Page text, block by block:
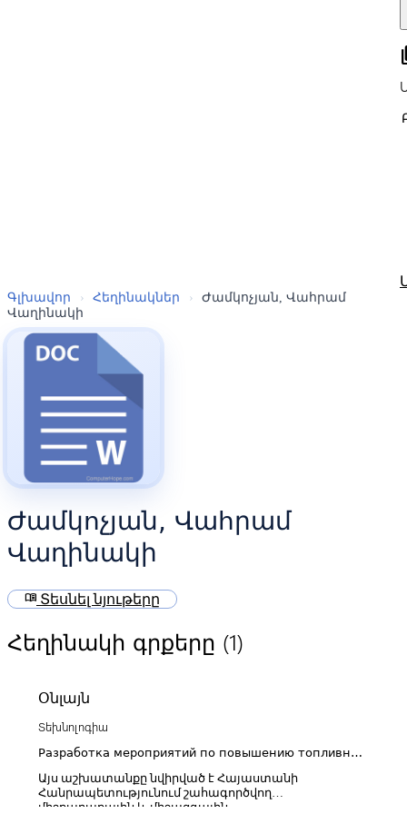
Գլխավոր › Հեղինակներ ›
Ժամկոչյան, Վահրամ
Վաղինակի
Ժամկոչյան, Վահրամ
Վաղինակի
menu_book Տեսնել նյութերը
Հեղինակի գրքերը (1)
Օնլայն
Տեխնոլոգիա
Разработка мероприятий по повышению топливной
эксплуатирующихся в РА
Այս աշխատանքը նվիրված է Հայաստանի
Հանրապետությունում շահագործվող
միջքաղաքային և միջազգային